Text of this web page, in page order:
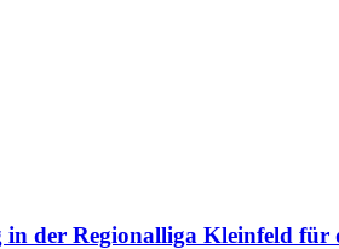
in der Regionalliga Kleinfeld